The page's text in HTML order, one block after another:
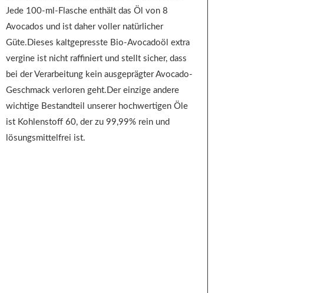
Jede 100-ml-Flasche enthält das Öl von 8
Avocados und ist daher voller natürlicher
Güte.Dieses kaltgepresste Bio-Avocadoöl extra
vergine ist nicht raffiniert und stellt sicher, dass
bei der Verarbeitung kein ausgeprägter Avocado-
Geschmack verloren geht.Der einzige andere
wichtige Bestandteil unserer hochwertigen Öle
ist Kohlenstoff 60, der zu 99,99% rein und
lösungsmittelfrei ist.